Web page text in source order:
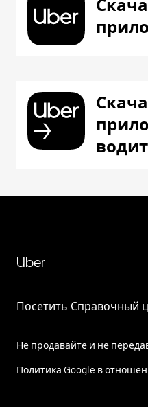
Uber
Посетить Справочный
Не продавайте и не
Политика Google в